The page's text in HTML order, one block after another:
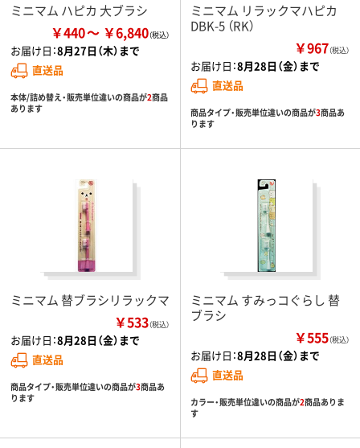
ミニマム ハピカ 大ブラシ
￥440 ￥6,840
お届け日：8月27日（木）まで
直送品
本体/詰め替え・販売単位違いの商品が2商品
あります
ミニマム リラックマハピカ
DBK-5 （RK）
￥967（税込）
お届け日：8月28日（金）まで
直送品
商品タイプ・販売単位違いの商品が3商品あ
ります
ミニマム 替ブラシリラックマ
￥533（税込）
お届け日：8月28日（金）まで
直送品
商品タイプ・販売単位違いの商品が3商品あ
ります
ミニマム すみっコぐらし 替
ブラシ
￥555（税込）
お届け日：8月28日（金）まで
直送品
カラー・販売単位違いの商品が2商品ありま
す